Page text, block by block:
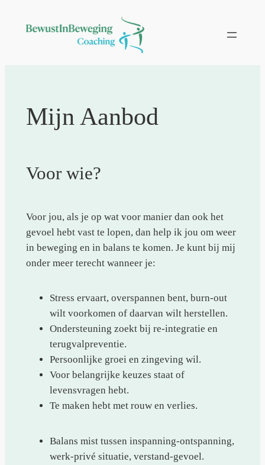
Mijn Aanbod
Voor wie?
Voor jou, als je op wat voor manier dan ook het
gevoel hebt vast te lopen, dan help ik jou om weer
in beweging en in balans te komen. Je kunt bij mij
onder meer terecht wanneer je:
Stress ervaart, overspannen bent, burn-out
wilt voorkomen of daarvan wilt herstellen.
Ondersteuning zoekt bij re-integratie en
terugvalpreventie.
Persoonlijke groei en zingeving wil.
Voor belangrijke keuzes staat of
levensvragen hebt.
Te maken hebt met rouw en verlies.
Balans mist tussen inspanning-ontspanning,
werk-privé situatie, verstand-gevoel.